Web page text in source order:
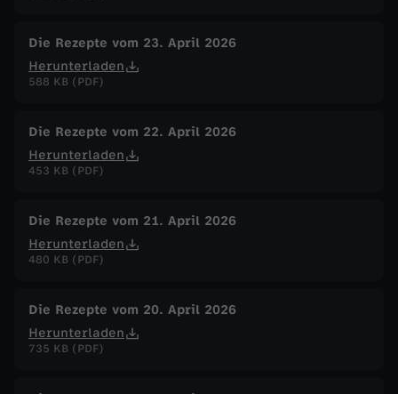
Die Rezepte vom 23. April 2026
Herunterladen
588 KB (PDF)
Die Rezepte vom 22. April 2026
Herunterladen
453 KB (PDF)
Die Rezepte vom 21. April 2026
Herunterladen
480 KB (PDF)
Die Rezepte vom 20. April 2026
Herunterladen
735 KB (PDF)